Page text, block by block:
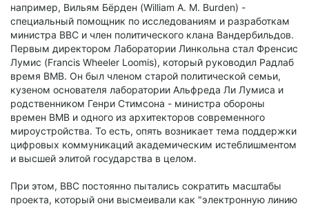
например, Вильям Бёрден (William A. M. Burden) -
специальный помощник по исследованиям и разработкам
министра ВВС и член политического клана Вандербильдов.
Первым директором Лаборатории Линкольна стал Френсис
Лумис (Francis Wheeler Loomis), который руководил Радлаб
время ВМВ. Он был членом старой политической семьи,
кузеном основателя лаборатории Альфреда Ли Лумиса и
родственником Генри Стимсона - министра обороны
времен ВМВ и одного из архитекторов современного
мироустройства. То есть, опять возникает тема поддержки
цифровых коммуникаций академическим истеблишментом
и высшей элитой государства в целом.
При этом, ВВС постоянно пытались сократить масштабы
проекта, который они высмеивали как "электронную линию